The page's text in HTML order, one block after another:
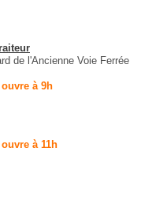
de l'Ancienne Voie Ferrée
ouvre à 9h
à 11h